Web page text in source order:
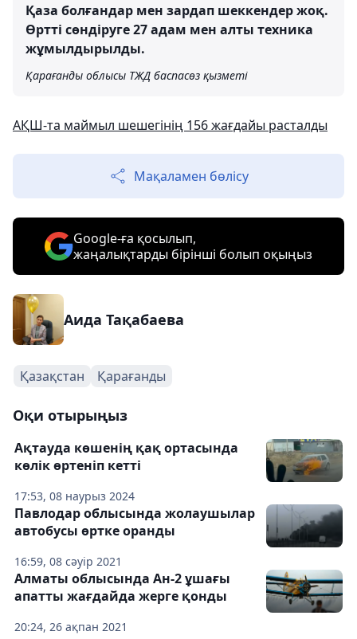
Қаза болғандар мен зардап шеккендер жоқ.
Өртті сөндіруге 27 адам мен алты техника
жұмылдырылды.
Қарағанды облысы ТЖД баспасөз қызметі
АҚШ-та маймыл шешегінің 156 жағдайы расталды
Мақаламен бөлісу
Google-ға қосылып,
жаңалықтарды бірінші болып оқыңыз
Аида Тақабаева
Қазақстан Қарағанды
Оқи отырыңыз
17:53, 08 наурыз 2024
Ақтауда көшенің қақ ортасында
көлік өртеніп кетті
16:59, 08 сәуір 2021
Павлодар облысында жолаушылар
автобусы өртке оранды
20:24, 26 ақпан 2021
Алматы облысында Ан-2 ұшағы
апатты жағдайда жерге қонды